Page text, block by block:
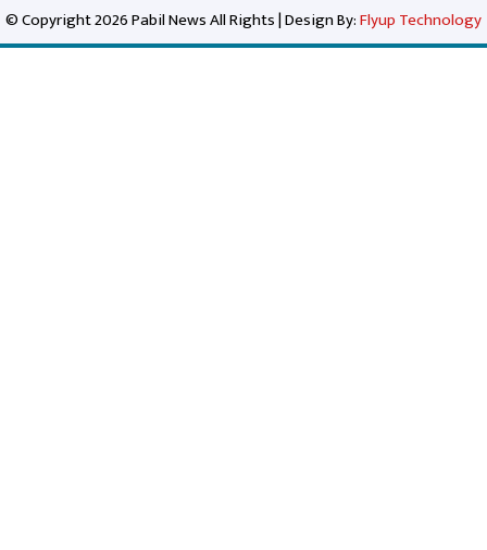
© Copyright 2026 Pabil News All Rights | Design By:Flyup Technology